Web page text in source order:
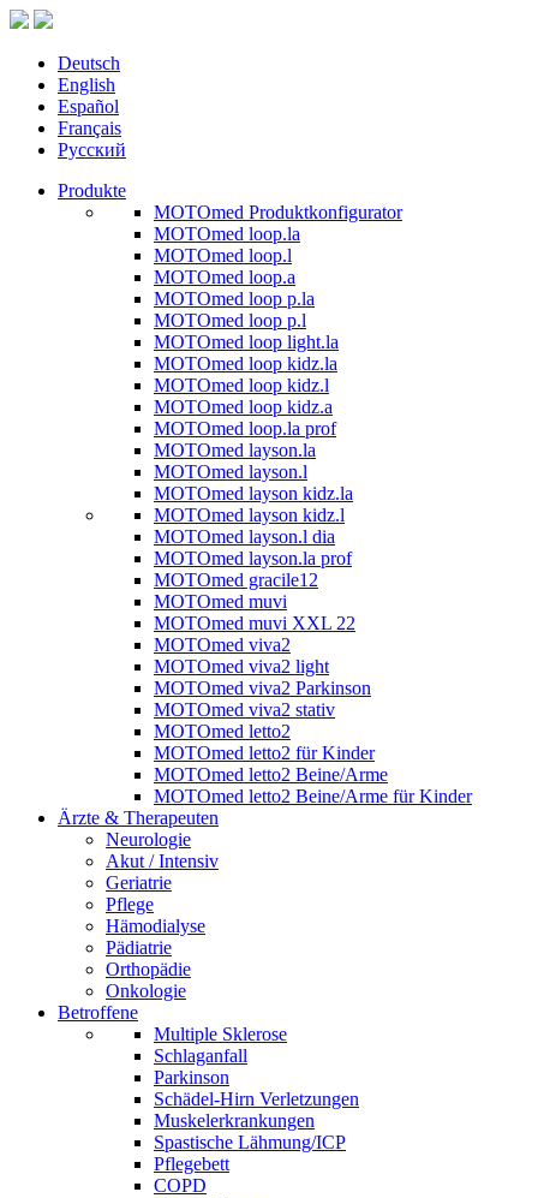
Deutsch
English
Español
Français
Русский
Produkte
MOTOmed Produktkonfigurator
MOTOmed loop.la
MOTOmed loop.l
MOTOmed loop.a
MOTOmed loop p.la
MOTOmed loop p.l
MOTOmed loop light.la
MOTOmed loop kidz.la
MOTOmed loop kidz.l
MOTOmed loop kidz.a
MOTOmed loop.la prof
MOTOmed layson.la
MOTOmed layson.l
MOTOmed layson kidz.la
MOTOmed layson kidz.l
MOTOmed layson.l dia
MOTOmed layson.la prof
MOTOmed gracile12
MOTOmed muvi
MOTOmed muvi XXL 22
MOTOmed viva2
MOTOmed viva2 light
MOTOmed viva2 Parkinson
MOTOmed viva2 stativ
MOTOmed letto2
MOTOmed letto2 für Kinder
MOTOmed letto2 Beine/Arme
MOTOmed letto2 Beine/Arme für Kinder
Ärzte & Therapeuten
Neurologie
Akut / Intensiv
Geriatrie
Pflege
Hämodialyse
Pädiatrie
Orthopädie
Onkologie
Betroffene
Multiple Sklerose
Schlaganfall
Parkinson
Schädel-Hirn Verletzungen
Muskelerkrankungen
Spastische Lähmung/ICP
Pflegebett
COPD